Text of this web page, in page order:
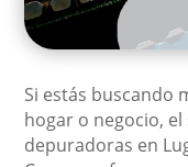
Si estás buscando
hogar o negocio,
depuradoras en